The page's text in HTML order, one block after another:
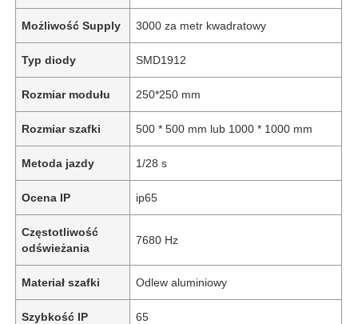
Możliwość Supply 3000 za metr kwadratowy
Typ diody SMD1912
Rozmiar modułu 250*250 mm
Rozmiar szafki 500 * 500 mm lub 1000 * 1000 mm
Metoda jazdy 1/28 s
Ocena IP ip65
Częstotliwość
odświeżania
7680 Hz
Materiał szafki Odlew aluminiowy
Szybkość IP 65